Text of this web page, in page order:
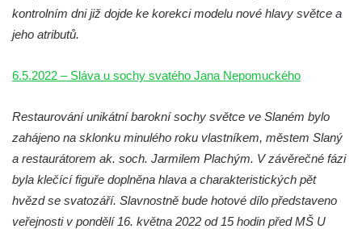
průčelí Hornického domu v Sokolově
Pomník v expozici Hornického muzea
Krásno
náměstí v Kněževsi
kontrolním dni již dojde ke korekci modelu nové hlavy světce a
jeho atributů.
6.5.2022 – Sláva u sochy svatého Jana Nepomuckého
Restaurování unikátní barokní sochy světce ve Slaném bylo
zahájeno na sklonku minulého roku vlastníkem, městem Slaný
a restaurátorem ak. soch. Jarmilem Plachým. V závěrečné fázi
byla klečící figuře doplněna hlava a charakteristických pět
hvězd se svatozáří. Slavnostně bude hotové dílo představeno
veřejnosti v pondělí 16. května 2022 od 15 hodin před MŠ U